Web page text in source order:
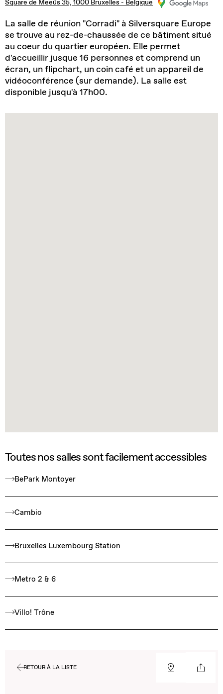
Square de Meeûs 35, 1000 Bruxelles - Belgique
La salle de réunion "Corradi" à Silversquare Europe
se trouve au rez-de-chaussée de ce bâtiment situé
au coeur du quartier européen. Elle permet
d'accueillir jusque 16 personnes et comprend un
écran, un flipchart, un coin café et un appareil de
vidéoconférence (sur demande). La salle est
disponible jusqu'à 17h00.
Toutes nos salles sont facilement accessibles
BePark Montoyer
Cambio
Bruxelles Luxembourg Station
Metro 2 & 6
Villo! Trône
RETOUR À LA LISTE